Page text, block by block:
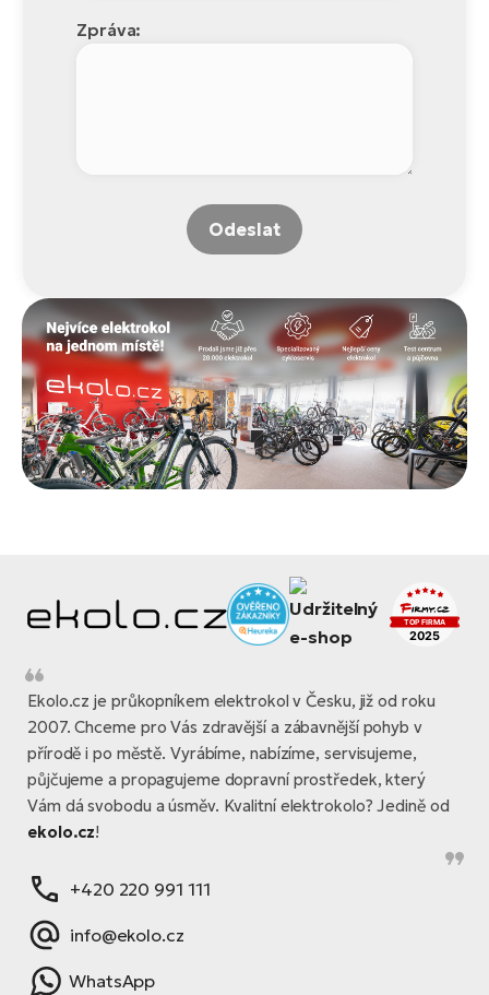
Zpráva:
Odeslat
Ekolo.cz je průkopníkem elektrokol v Česku, již od roku
2007. Chceme pro Vás zdravější a zábavnější pohyb v
přírodě i po městě. Vyrábíme, nabízíme, servisujeme,
půjčujeme a propagujeme dopravní prostředek, který
Vám dá svobodu a úsměv. Kvalitní elektrokolo? Jedině od
ekolo.cz!
+420 220 991 111
info@ekolo.cz
WhatsApp